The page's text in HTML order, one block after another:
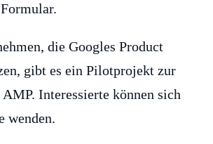
die Googles Product
gibt es ein Pilotprojekt zur
Interessierte können sich
wenden.